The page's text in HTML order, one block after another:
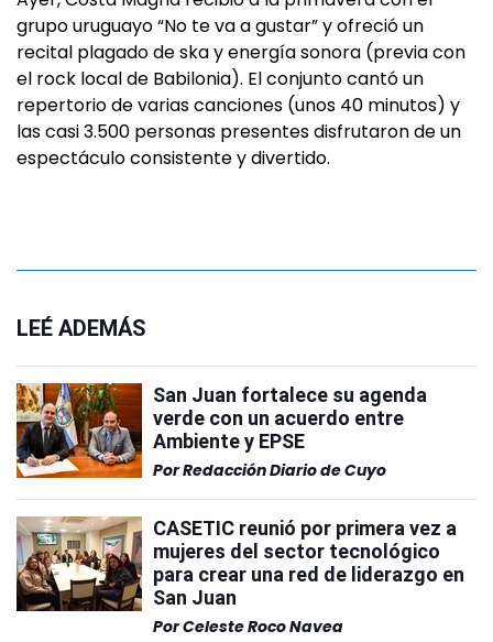
grupo uruguayo “No te va a gustar” y ofreció un
recital plagado de ska y energía sonora (previa con
el rock local de Babilonia). El conjunto cantó un
repertorio de varias canciones (unos 40 minutos) y
las casi 3.500 personas presentes disfrutaron de un
espectáculo consistente y divertido.
LEÉ ADEMÁS
San Juan fortalece su agenda
verde con un acuerdo entre
Ambiente y EPSE
PorRedacción Diario de Cuyo
CASETIC reunió por primera vez a
mujeres del sector tecnológico
para crear una red de liderazgo en
San Juan
PorCeleste Roco Navea